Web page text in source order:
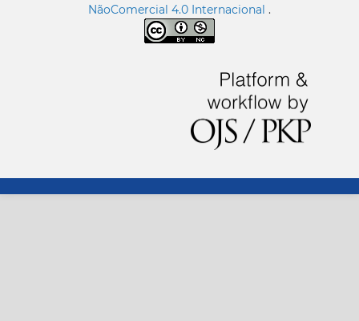
NãoComercial 4.0 Internacional .